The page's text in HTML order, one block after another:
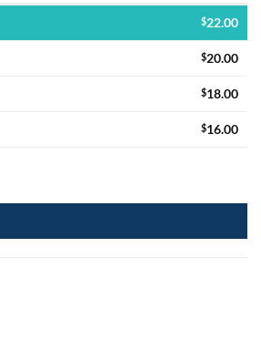
$22.00
$20.00
$18.00
$16.00